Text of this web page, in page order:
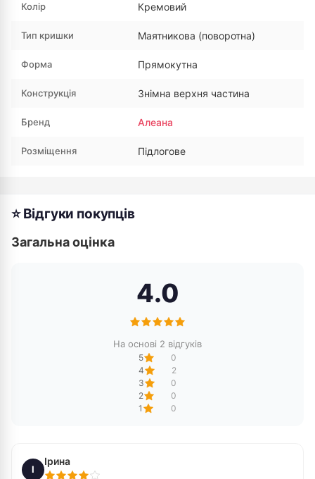
Колір Кремовий
Тип кришки Маятникова (поворотна)
Форма Прямокутна
Конструкція Знімна верхня частина
Бренд Алеана
Розміщення Підлогове
⭐ Відгуки покупців
Загальна оцінка
4.0
На основі 2 відгуків
5
0
4
2
3
0
2
0
1
0
І
Ірина